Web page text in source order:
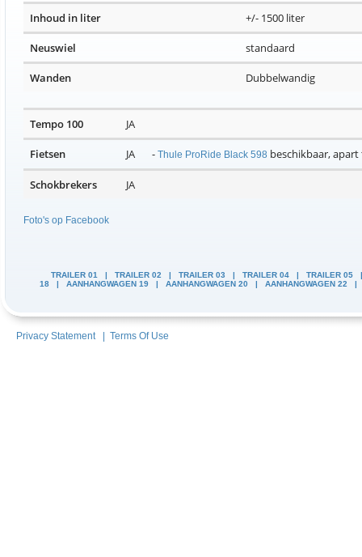
Inhoud in liter +/- 1500 liter
Neuswiel standaard
Wanden Dubbelwandig
Tempo 100 JA
Fietsen JA - Thule ProRide Black 598
Schokbrekers JA
Foto's op Facebook
TRAILER 01 | TRAILER 02 | TRAILER 03 | TRAILER 04| TRAILER 05
18 | AANHANGWAGEN 19 | AANHANGWAGEN 20 | AANHANGWAGEN 22
Privacy Statement| Terms Of Use